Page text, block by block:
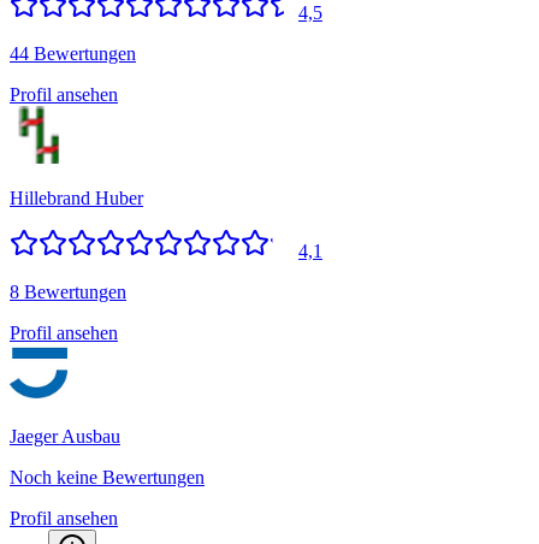
4,5
44 Bewertungen
Profil ansehen
Hillebrand Huber
4,1
8 Bewertungen
Profil ansehen
Jaeger Ausbau
Noch keine Bewertungen
Profil ansehen